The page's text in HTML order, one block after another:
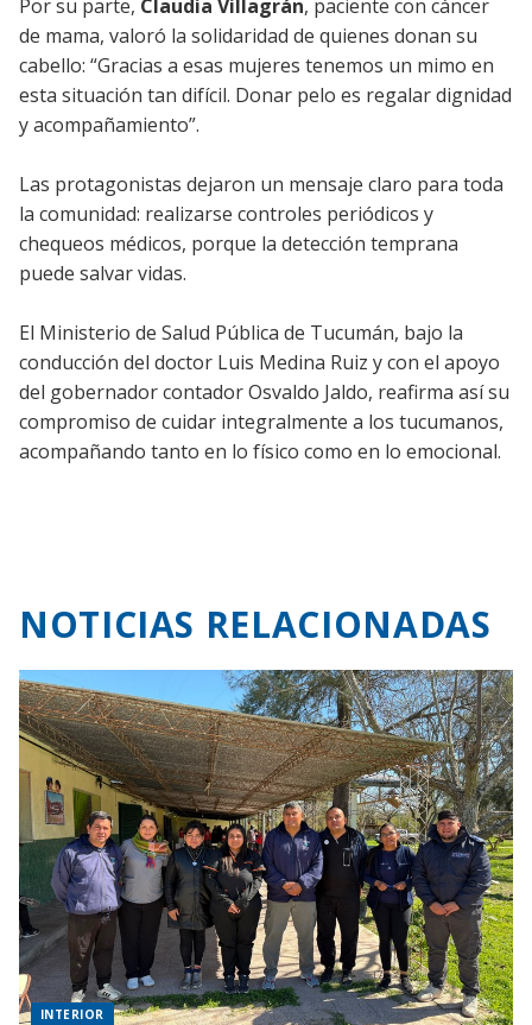
Por su parte, Claudia Villagrán, paciente con cáncer
de mama, valoró la solidaridad de quienes donan su
cabello: “Gracias a esas mujeres tenemos un mimo en
esta situación tan difícil. Donar pelo es regalar dignidad
y acompañamiento”.
Las protagonistas dejaron un mensaje claro para toda
la comunidad: realizarse controles periódicos y
chequeos médicos, porque la detección temprana
puede salvar vidas.
El Ministerio de Salud Pública de Tucumán, bajo la
conducción del doctor Luis Medina Ruiz y con el apoyo
del gobernador contador Osvaldo Jaldo, reafirma así su
compromiso de cuidar integralmente a los tucumanos,
acompañando tanto en lo físico como en lo emocional.
NOTICIAS RELACIONADAS
INTERIOR